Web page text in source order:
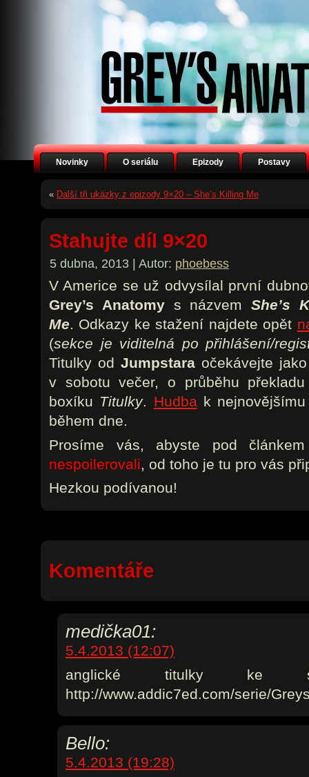
Novinky O seriálu Epizody Postavy
« Další tři ukázky z epizody 9×20 – She’s Killing Me
Stahujte díl 9×20
5 dubna, 2013 | Autor: phoebess
V Americe se už odvysílal první
Grey’s Anatomys názvemShe’s
Me. Odkazy ke stažení najdete opět
(sekce je viditelná po přihlášení/
Titulky od Jumpstara očekávejte
v sobotu večer, o průběhu
boxíku Titulky. Hudbak nejnovějšímu
během dne.
Prosíme vás, abyste pod
nespoilerovali, od toho je tu pro vás
Hezkou podívanou!
Komentáře
medička01:
5.4.2013 (12:07)
anglické titulky ke
http://www.addic7ed.com/serie/
Bello:
5.4.2013 (19:28)